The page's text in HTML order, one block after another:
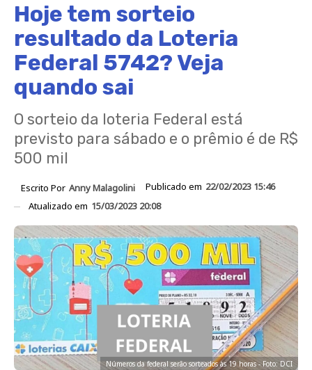
Hoje tem sorteio
resultado da Loteria
Federal 5742? Veja
quando sai
O sorteio da loteria Federal está
previsto para sábado e o prêmio é de R$
500 mil
Escrito Por Anny Malagolini Publicado em 22/02/2023 15:46
Atualizado em 15/03/2023 20:08
Números da federal serão sorteados às 19 horas - Foto: DCI